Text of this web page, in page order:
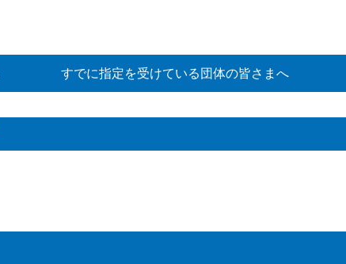
すでに指定を受けている団体の皆さまへ